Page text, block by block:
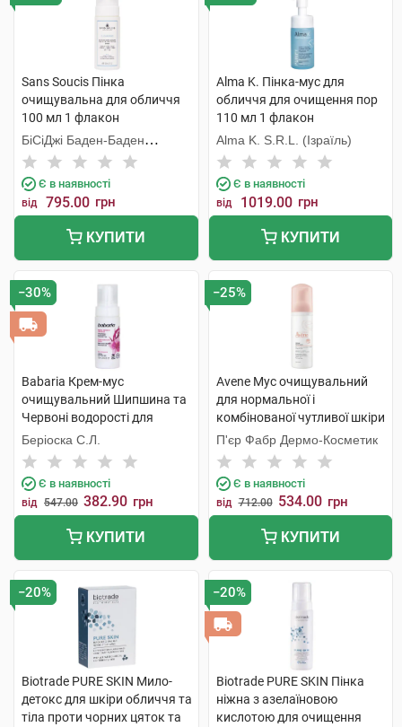
Sans Soucis Пінка
очищувальна для обличчя
100 мл 1 флакон
БіСіДжі Баден-Баден
Косметікс Груп Гмбх
Є в наявності
від 795.00 грн
КУПИТИ
Alma K. Пінка-мус для
обличчя для очищення пор
110 мл 1 флакон
Alma K. S.R.L. (Ізраїль)
Є в наявності
від 1019.00 грн
КУПИТИ
−30%
Babaria Крем-мус
очищувальний Шипшина та
Червоні водорості для
обличчя 150 мл 1 флакон
Беріоска С.Л.
Є в наявності
від 547.00 382.90 грн
КУПИТИ
−25%
Avene Мус очищувальний
для нормальної і
комбінованої чутливої шкіри
150 мл 1 флакон
П'єр Фабр Дермо-Косметик
Є в наявності
від 712.00 534.00 грн
КУПИТИ
−20%
Biotrade PURE SKIN Мило-
детокс для шкіри обличчя та
тіла проти чорних цяток та
−20%
Biotrade PURE SKIN Пінка
ніжна з азелаїновою
кислотою для очищення